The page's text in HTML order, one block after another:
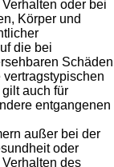
oder bei
Körper und
die bei
Schäden
auch für
entgangenen
außer bei der
oder
des